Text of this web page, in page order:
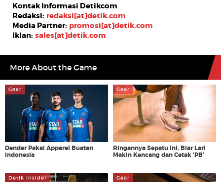
Kontak Informasi Detikcom
Redaksi: redaksi[at]detik.com
Media Partner: promosi[at]detik.com
Iklan: sales[at]detik.com
More About the Game
Gear
Dender Pakai Apparel Buatan
Indonesia
Gear
Ringannya Sepatu ini, Biar Lari
Makin Kencang dan Cetak 'PB'
Detik Insider Gear